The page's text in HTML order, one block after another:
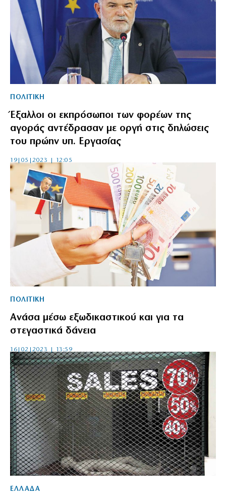
ΠΟΛΙΤΙΚΗ
Έξαλλοι οι εκπρόσωποι των φορέων της
αγοράς αντέδρασαν με οργή στις δηλώσεις
του πρώην υπ. Εργασίας
19|05|2023 | 12:05
ΠΟΛΙΤΙΚΗ
Ανάσα μέσω εξωδικαστικού και για τα
στεγαστικά δάνεια
16|02|2023 | 13:59
ΕΛΛΑΔΑ